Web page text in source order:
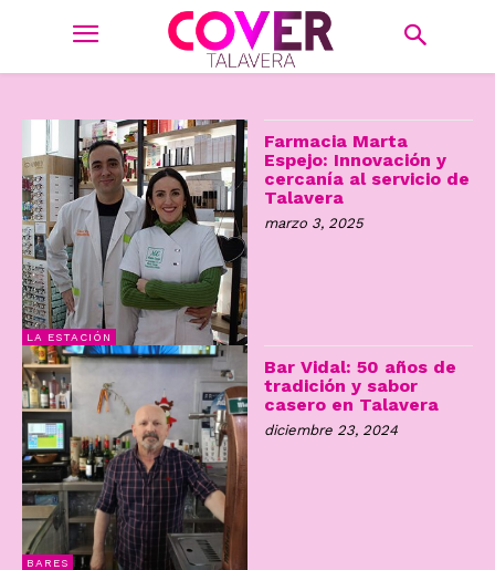
LA ESTACIÓN
Farmacia Marta
Espejo: Innovación y
cercanía al servicio de
Talavera
marzo 3, 2025
BARES
Bar Vidal: 50 años de
tradición y sabor
casero en Talavera
diciembre 23, 2024